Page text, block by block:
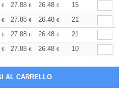
€ 27.88 € 26.48 € 25.79
15
€ 27.88 € 26.48 € 25.79
21
€ 27.88 € 26.48 € 25.79
21
€ 27.88 € 26.48 € 25.79
10